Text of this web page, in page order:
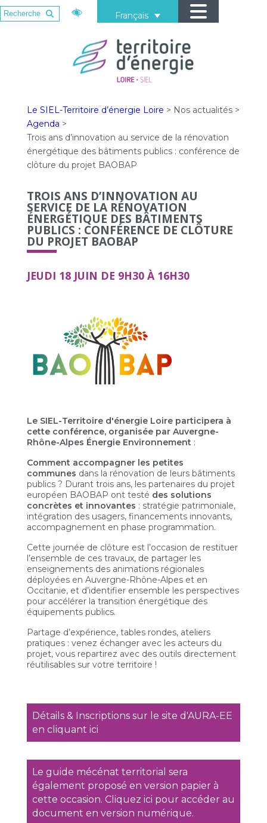
Français
Le SIEL-Territoire d’énergie Loire > Nos actualités>
Agenda >
Trois ans d’innovation au service de la rénovation
énergétique des bâtiments publics : conférence de
clôture du projet BAOBAP
TROIS ANS D’INNOVATION AU
SERVICE DE LA RÉNOVATION
ÉNERGÉTIQUE DES BÂTIMENTS
PUBLICS : CONFÉRENCE DE CLÔTURE
DU PROJET BAOBAP
JEUDI 18 JUIN DE 9H30 À 16H30
Le SIEL-Territoire d'énergie Loire participera à
cette conférence, organisée par Auvergne-
Rhône-Alpes Énergie Environnement :
Comment accompagner les petites
communes dans la rénovation de leurs bâtiments
publics ? Durant trois ans, les partenaires du projet
européen BAOBAP ont testé des solutions
concrètes et innovantes : stratégie patrimoniale,
intégration des usagers, financements innovants,
accompagnement en phase programmation.
Cette journée de clôture est l’occasion de restituer
l’ensemble de ces travaux, de partager les
enseignements des animations régionales
déployées en Auvergne-Rhône-Alpes et en
Occitanie, et d’identifier ensemble les perspectives
pour accélérer la transition énergétique des
équipements publics.
Partage d’expérience, tables rondes, ateliers
pratiques : venez échanger avec les acteurs du
projet, vous repartirez avec des outils directement
réutilisables sur votre territoire !
Détails & Inscriptions sur le site d'AURA-EE
en cliquant ici
Le guide mécénat territorial sera
également proposé en version papier à
cette occasion. Cliquez ici pour accéder au
document en version numérique.